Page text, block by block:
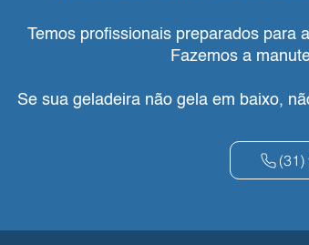
Temos profissionais preparados para
Fazemos a
Se sua geladeira não gela em baixo,
(31)